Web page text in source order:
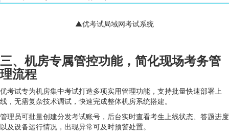
▲优考试局域网考试系统
三、机房专属管控功能，简化现场考务管
理流程
优考试专为机房集中考试打造多项实用管理功能，支持批量快速部署上
线，无需复杂技术调试，快速完成整体机房系统搭建。
管理员可批量创建分发考试账号，后台实时查看考生上线状态、答题进度
以及设备运行情况，出现异常可及时预警处置。